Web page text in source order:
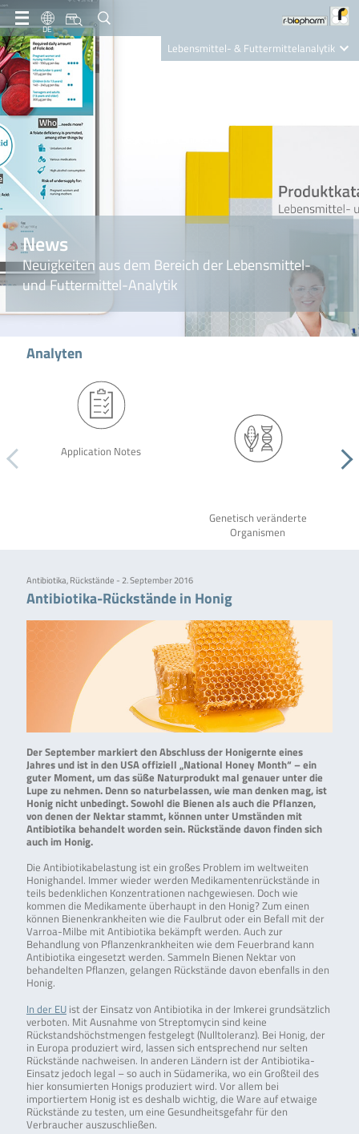
DE
Lebensmittel- & Futtermittelanalytik
Nutrition Care
News
Neuigkeiten aus dem Bereich der Lebensmittel-
und Futtermittel-Analytik
Analyten
Application Notes
Genetisch veränderte
Organismen
Antibiotika, Rückstände - 2. September 2016
Antibiotika-Rückstände in Honig
Der September markiert den Abschluss der Honigernte eines
Jahres und ist in den USA offiziell „National Honey Month“ – ein
guter Moment, um das süße Naturprodukt mal genauer unter die
Lupe zu nehmen. Denn so naturbelassen, wie man denken mag, ist
Honig nicht unbedingt. Sowohl die Bienen als auch die Pflanzen,
von denen der Nektar stammt, können unter Umständen mit
Antibiotika behandelt worden sein. Rückstände davon finden sich
auch im Honig.
Die Antibiotikabelastung ist ein großes Problem im weltweiten
Honighandel. Immer wieder werden Medikamentenrückstände in
teils bedenklichen Konzentrationen nachgewiesen. Doch wie
kommen die Medikamente überhaupt in den Honig? Zum einen
können Bienenkrankheiten wie die Faulbrut oder ein Befall mit der
Varroa-Milbe mit Antibiotika bekämpft werden. Auch zur
Behandlung von Pflanzenkrankheiten wie dem Feuerbrand kann
Antibiotika eingesetzt werden. Sammeln Bienen Nektar von
behandelten Pflanzen, gelangen Rückstände davon ebenfalls in den
Honig.
In der EUist der Einsatz von Antibiotika in der Imkerei grundsätzlich
verboten. Mit Ausnahme von Streptomycin sind keine
Rückstandshöchstmengen festgelegt (Nulltoleranz). Bei Honig, der
in Europa produziert wird, lassen sich entsprechend nur selten
Rückstände nachweisen. In anderen Ländern ist der Antibiotika-
Einsatz jedoch legal – so auch in Südamerika, wo ein Großteil des
hier konsumierten Honigs produziert wird. Vor allem bei
importiertem Honig ist es deshalb wichtig, die Ware auf etwaige
Rückstände zu testen, um eine Gesundheitsgefahr für den
Verbraucher auszuschließen.